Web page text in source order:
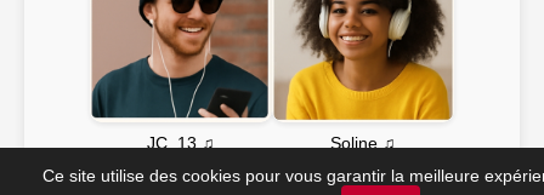
JC_13 ♫ Soline ♫
Ce site utilise des cookies pour vous garantir la meilleure